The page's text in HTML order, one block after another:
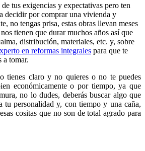
tus exigencias y expectativas pero ten
decidir por comprar una vivienda y
no tengas prisa, estas obras llevan meses
tienen que durar muchos años así que
distribución, materiales, etc. y, sobre
en reformas integrales para que te
a tomar.
tienes claro y no quieres o no te puedes
económicamente o por tiempo, ya que
no lo dudes, deberás buscar algo que
tu personalidad y, con tiempo y una caña,
cositas que no son de total agrado para